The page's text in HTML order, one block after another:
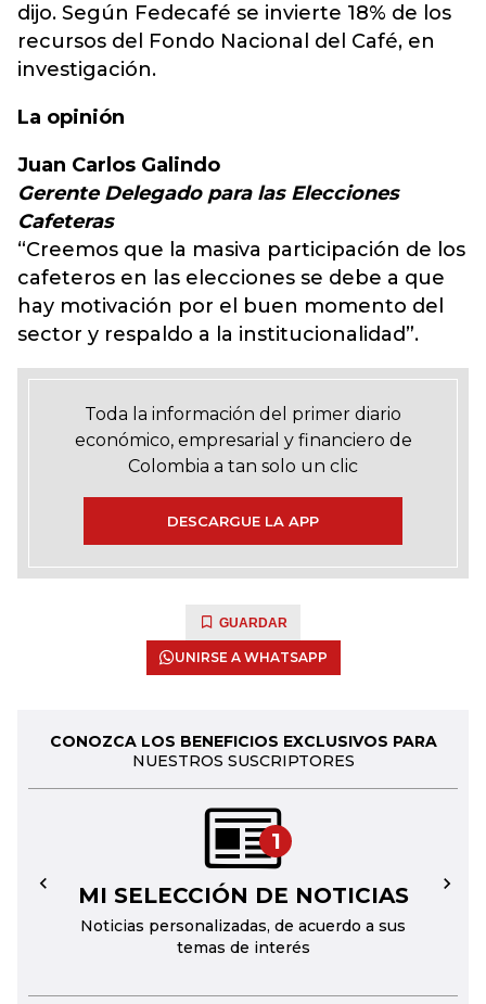
dijo. Según Fedecafé se invierte 18% de los
recursos del Fondo Nacional del Café, en
investigación.
La opinión
Juan Carlos Galindo
Gerente Delegado para las Elecciones
Cafeteras
“Creemos que la masiva participación de los
cafeteros en las elecciones se debe a que
hay motivación por el buen momento del
sector y respaldo a la institucionalidad”.
Toda la información del primer diario
económico, empresarial y financiero de
Colombia a tan solo un clic
DESCARGUE LA APP
GUARDAR
UNIRSE A WHATSAPP
CONOZCA LOS BENEFICIOS EXCLUSIVOS PARA
NUESTROS SUSCRIPTORES
1
MI SELECCIÓN DE NOTICIAS
Noticias personalizadas, de acuerdo a sus
temas de interés
← →